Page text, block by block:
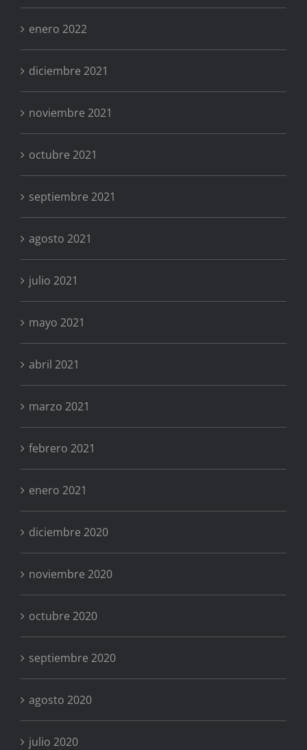
enero 2022
diciembre 2021
noviembre 2021
octubre 2021
septiembre 2021
agosto 2021
julio 2021
mayo 2021
abril 2021
marzo 2021
febrero 2021
enero 2021
diciembre 2020
noviembre 2020
octubre 2020
septiembre 2020
agosto 2020
julio 2020